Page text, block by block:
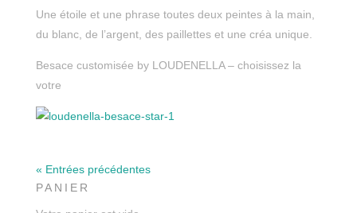
Une étoile et une phrase toutes deux peintes à la main,
du blanc, de l’argent, des paillettes et une créa unique.
Besace customisée by LOUDENELLA – choisissez la
votre
« Entrées précédentes
PANIER